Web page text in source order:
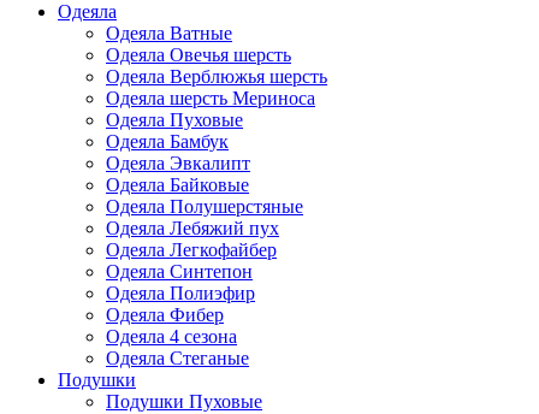
Одеяла
Одеяла Ватные
Одеяла Овечья шерсть
Одеяла Верблюжья шерсть
Одеяла шерсть Мериноса
Одеяла Пуховые
Одеяла Бамбук
Одеяла Эвкалипт
Одеяла Байковые
Одеяла Полушерстяные
Одеяла Лебяжий пух
Одеяла Легкофайбер
Одеяла Синтепон
Одеяла Полиэфир
Одеяла Фибер
Одеяла 4 сезона
Одеяла Стеганые
Подушки
Подушки Пуховые